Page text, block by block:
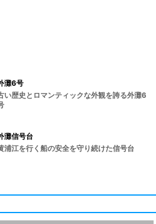
灘6号
い歴史とロマンティックな外観を誇る外灘6
灘信号台
浦江を行く船の安全を守り続けた信号台